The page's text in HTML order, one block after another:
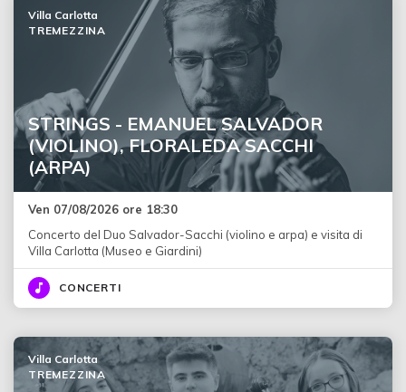
STRINGS - EMANUEL SALVADOR
(VIOLINO), FLORALEDA SACCHI
(ARPA)
Villa Carlotta
TREMEZZINA
Ven 07/08/2026 ore 18:30
Concerto del Duo Salvador-Sacchi (violino e arpa) e visita di
Villa Carlotta (Museo e Giardini)
CONCERTI
Villa Carlotta
TREMEZZINA